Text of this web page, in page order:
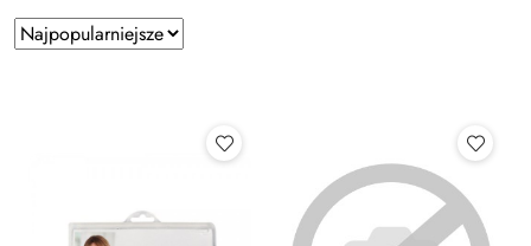
Zastosowano
sortowanie:
Sortuj
według